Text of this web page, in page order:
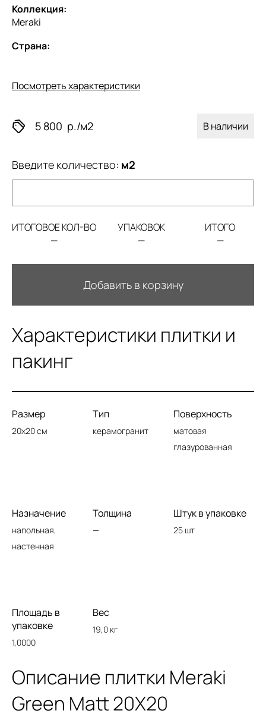
Коллекция:
Meraki
Страна:
Посмотреть характеристики
5 800 р./м2 В наличии
Введите количество: м2
ИТОГОВОЕ КОЛ-ВО
—
УПАКОВОК
—
ИТОГО
—
Добавить в корзину
Характеристики плитки и
пакинг
Размер
20x20 см
Тип
керамогранит
Поверхность
матовая
глазурованная
Назначение
напольная,
настенная
Толщина
—
Штук в упаковке
25 шт
Площадь в
упаковке
1,0000
Вес
19,0 кг
Описание плитки Meraki
Green Matt 20X20